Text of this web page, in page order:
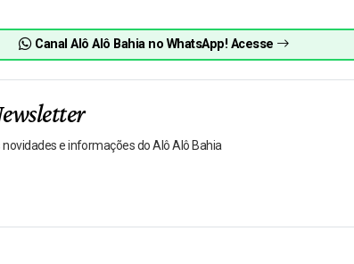
Canal Alô Alô Bahia no WhatsApp! Acesse
e informações do Alô Alô Bahia